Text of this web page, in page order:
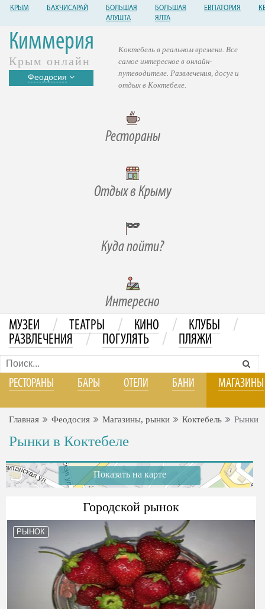
КРЫМ БАХЧИСАРАЙ
БОЛЬШАЯ
АЛУШТА
БОЛЬШАЯ
ЯЛТА
ЕВПАТОРИЯ
Киммерия
Крым онлайн
Феодосия
Рестораны
Отдых в Крыму
Куда пойти?
Интересно
Коктебель в реальном времени. Все
самое интересное в онлайн-
путеводителе. Развлечения, досуг и
отдых в Коктебеле.
МУЗЕИ / ТЕАТРЫ / КИНО / КЛУБЫ /
РАЗВЛЕЧЕНИЯ / ПОГУЛЯТЬ / ПЛЯЖИ
РЕСТОРАНЫ БАРЫ ОТЕЛИ БАНИ МАГАЗИНЫ
Главная Феодосия Магазины, рынки Коктебель Рынки
Рынки в Коктебеле
Показать на карте
Городской рынок
РЫНОК